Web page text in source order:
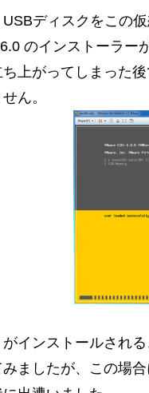
ディスクをこの仮
のインストーラー
上がってしまった
ん。
インストールされ
ましたが、この場